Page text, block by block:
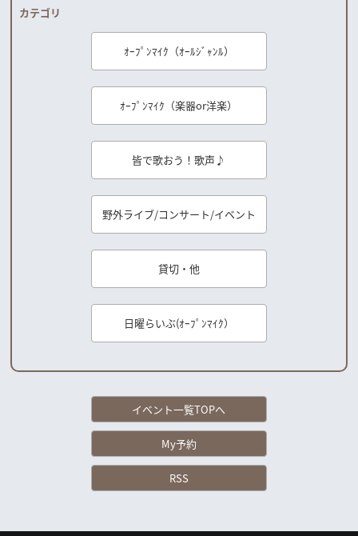
カテゴリ
ｵｰﾌﾟﾝﾏｲｸ（ｵｰﾙｼﾞｬﾝﾙ）
ｵｰﾌﾟﾝﾏｲｸ（楽器or洋楽）
皆で歌おう！歌声♪
野外ライブ/コンサート/イベント
貸切・他
日曜らいぶ(ｵｰﾌﾟﾝﾏｲｸ）
イベント一覧TOPへ
My予約
RSS